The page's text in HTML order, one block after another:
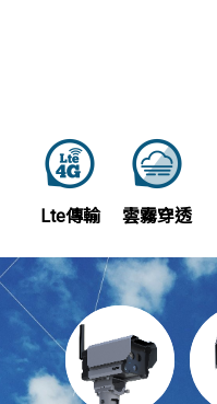
Lte傳輸 雲霧穿透